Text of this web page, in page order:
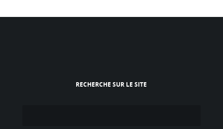
RECHERCHE SUR LE SITE